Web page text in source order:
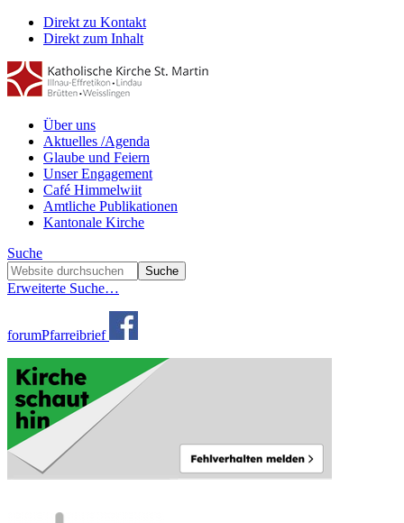
Direkt zu Kontakt
Direkt zum Inhalt
Über uns
Aktuelles /Agenda
Glaube und Feiern
Unser Engagement
Café Himmelwiit
Amtliche Publikationen
Kantonale Kirche
Suche
Erweiterte Suche…
forumPfarreibrief